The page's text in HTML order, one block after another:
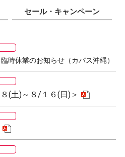
セール・キャンペーン
時休業のお知らせ（カパス沖縄）
(土)～８/１６(日)＞